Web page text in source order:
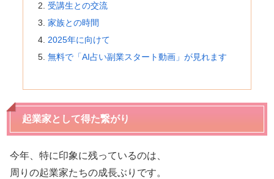
受講生との交流
家族との時間
2025年に向けて
無料で「AI占い副業スタート動画」が見れます
起業家として得た繋がり
今年、特に印象に残っているのは、
周りの起業家たちの成長ぶりです。